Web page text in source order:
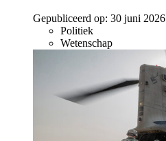
Gepubliceerd op: 30 juni 2026
Politiek
Wetenschap